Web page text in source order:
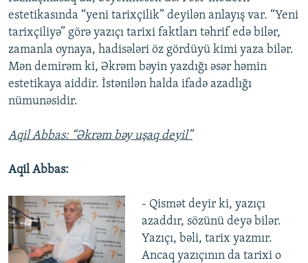
estetikasında “yeni tarixçilik” deyilən anlayış var. “Yeni
tarixçiliyə” görə yazıçı tarixi faktları təhrif edə bilər,
zamanla oynaya, hadisələri öz gördüyü kimi yaza bilər.
Mən demirəm ki, Əkrəm bəyin yazdığı əsər həmin
estetikaya aiddir. İstənilən halda ifadə azadlığı
nümunəsidir.
Aqil Abbas: “Əkrəm bəy uşaq deyil”
Aqil Abbas:
- Qismət deyir ki, yazıçı
azaddır, sözünü deyə bilər.
Yazıçı, bəli, tarix yazmır.
Ancaq yazıçının da tarixi o